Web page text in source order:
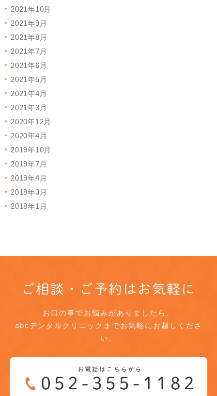
2021年10月
2021年9月
2021年8月
2021年7月
2021年6月
2021年5月
2021年4月
2021年3月
2020年12月
2020年4月
2019年10月
2019年7月
2019年4月
2018年3月
2018年1月
ご相談・ご予約はお気軽に
お口の事でお悩みがありましたら、
abcデンタルクリニックまでお気軽にお越しくださ
い。